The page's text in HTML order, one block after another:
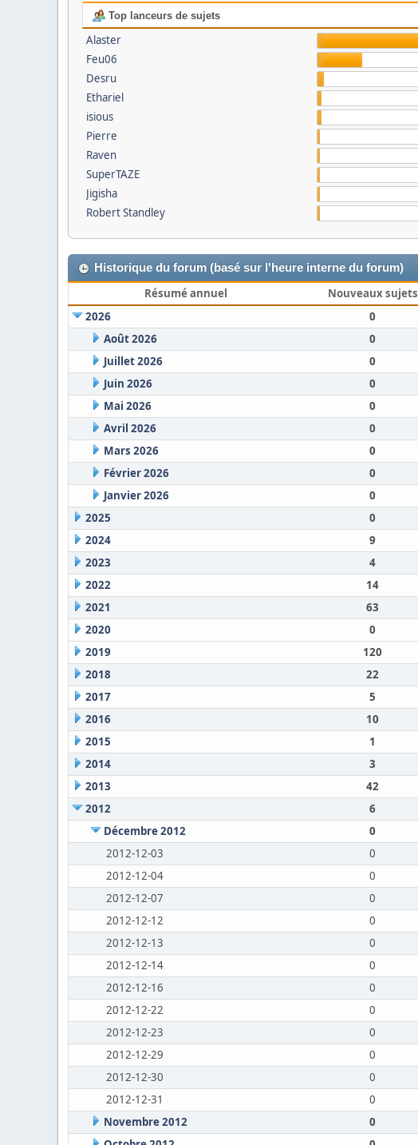
Top lanceurs de sujets
Alaster
Feu06
Desru
Ethariel
isious
Pierre
Raven
SuperTAZE
Jigisha
Robert Standley
Historique du forum (basé sur l'heure interne du forum)
Résumé annuel Nouveaux sujets
2026
0
Août 2026
0
Juillet 2026
0
Juin 2026
0
Mai 2026
0
Avril 2026
0
Mars 2026
0
Février 2026
0
Janvier 2026
0
2025
0
2024
9
2023
4
2022
14
2021
63
2020
0
2019
120
2018
22
2017
5
2016
10
2015
1
2014
3
2013
42
2012
6
Décembre 2012
0
2012-12-03
0
2012-12-04
0
2012-12-07
0
2012-12-12
0
2012-12-13
0
2012-12-14
0
2012-12-16
0
2012-12-22
0
2012-12-23
0
2012-12-29
0
2012-12-30
0
2012-12-31
0
Novembre 2012
0